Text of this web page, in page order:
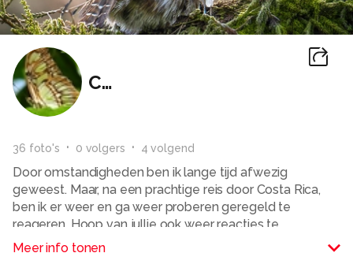
Cyr
36 foto's 0 volgers 4 volgend
Door omstandigheden ben ik lange tijd afwezig
geweest. Maar, na een prachtige reis door Costa Rica,
ben ik er weer en ga weer proberen geregeld te
reageren. Hoop van jullie ook weer reacties te
ontvangen.
Meer info tonen